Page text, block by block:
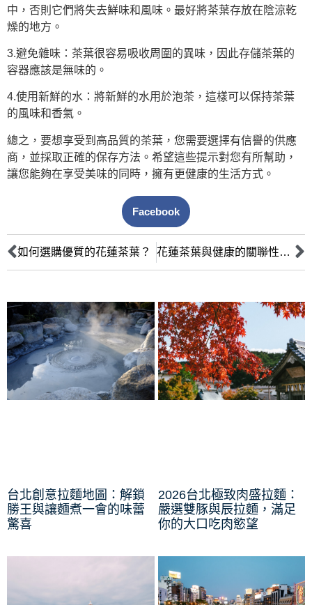
中，否則它們將失去鮮味和風味。最好將茶葉存放在陰涼乾
燥的地方。
3.避免雜味：茶葉很容易吸收周圍的異味，因此存儲茶葉的
容器應該是無味的。
4.使用新鮮的水：將新鮮的水用於泡茶，這樣可以保持茶葉
的風味和香氣。
總之，要想享受到高品質的茶葉，您需要選擇有信譽的供應
商，並採取正確的保存方法。希望這些提示對您有所幫助，
讓您能夠在享受美味的同時，擁有更健康的生活方式。
Facebook
如何選購優質的花蓮茶葉？ 花蓮茶葉與健康的關聯性探討
台北創意拉麵地圖：解鎖
勝王與讓麵煮一會的味蕾
驚喜
2026台北極致肉盛拉麵：
嚴選雙豚與辰拉麵，滿足
你的大口吃肉慾望